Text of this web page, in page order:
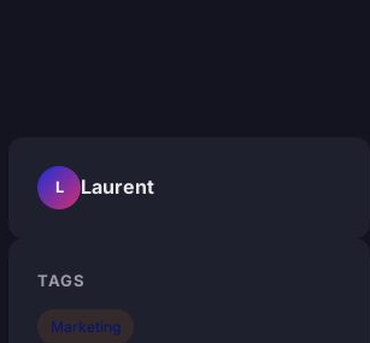
L Laurent
TAGS
Marketing